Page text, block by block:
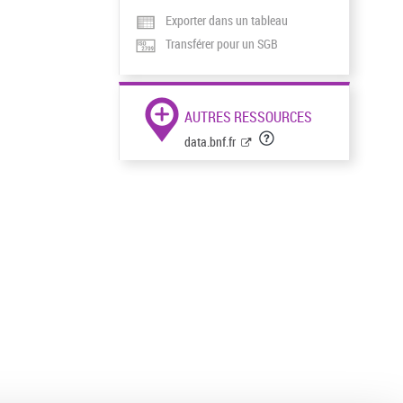
Exporter dans un tableau
Transférer pour un SGB
AUTRES RESSOURCES
data.bnf.fr